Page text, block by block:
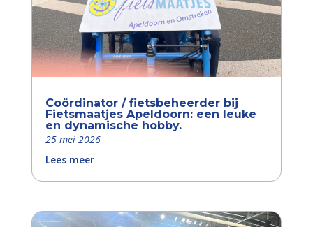
Coördinator / fietsbeheerder bij
Fietsmaatjes Apeldoorn: een leuke
en dynamische hobby.
25 mei 2026
Lees meer